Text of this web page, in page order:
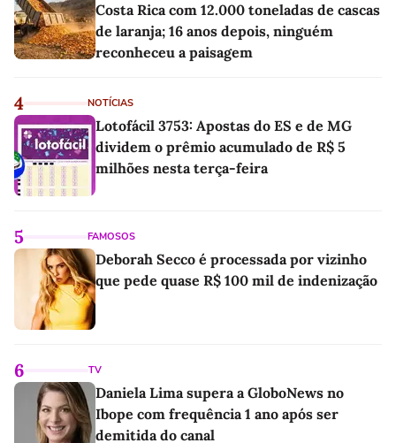
Costa Rica com 12.000 toneladas de cascas
de laranja; 16 anos depois, ninguém
reconheceu a paisagem
4 NOTÍCIAS
Lotofácil 3753: Apostas do ES e de MG
dividem o prêmio acumulado de R$ 5
milhões nesta terça-feira
5 FAMOSOS
Deborah Secco é processada por vizinho
que pede quase R$ 100 mil de indenização
6 TV
Daniela Lima supera a GloboNews no
Ibope com frequência 1 ano após ser
demitida do canal